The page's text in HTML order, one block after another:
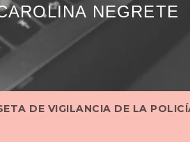
NEGRETE
DE VIGILANCIA DE LA